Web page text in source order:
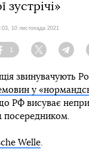
зустрічі»
10 листопада 2021
Facebook
1
Twitter
звинувачують
у
РФ висуває
посередником.
Welle.